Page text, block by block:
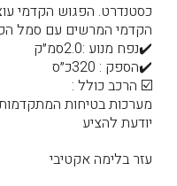
כסטנדרט. הפגוש הקדמי
הקדמי המרשים עם סמל
✔️נפח מנוע :2.0סמ״ק
✔️הספק : 320כ״ס
☑️ הרכב כולל :
מערכות בטיחות
יודעת להציע
עזר בלימה אקטיבי